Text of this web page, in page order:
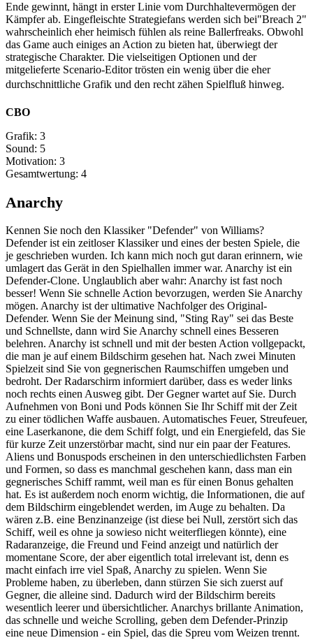
Ende gewinnt, hängt in erster Linie vom Durchhaltevermögen der
Kämpfer ab. Eingefleischte Strategiefans werden sich bei"Breach 2"
wahrscheinlich eher heimisch fühlen als reine Ballerfreaks. Obwohl
das Game auch einiges an Action zu bieten hat, überwiegt der
strategische Charakter. Die vielseitigen Optionen und der
mitgelieferte Scenario-Editor trösten ein wenig über die eher
durchschnittliche Grafik und den recht zähen Spielfluß hinweg.
CBO
Grafik: 3
Sound: 5
Motivation: 3
Gesamtwertung: 4
Anarchy
Kennen Sie noch den Klassiker "Defender" von Williams?
Defender ist ein zeitloser Klassiker und eines der besten Spiele, die
je geschrieben wurden. Ich kann mich noch gut daran erinnern, wie
umlagert das Gerät in den Spielhallen immer war. Anarchy ist ein
Defender-Clone. Unglaublich aber wahr: Anarchy ist fast noch
besser! Wenn Sie schnelle Action bevorzugen, werden Sie Anarchy
mögen. Anarchy ist der ultimative Nachfolger des Original-
Defender. Wenn Sie der Meinung sind, "Sting Ray" sei das Beste
und Schnellste, dann wird Sie Anarchy schnell eines Besseren
belehren. Anarchy ist schnell und mit der besten Action vollgepackt,
die man je auf einem Bildschirm gesehen hat. Nach zwei Minuten
Spielzeit sind Sie von gegnerischen Raumschiffen umgeben und
bedroht. Der Radarschirm informiert darüber, dass es weder links
noch rechts einen Ausweg gibt. Der Gegner wartet auf Sie. Durch
Aufnehmen von Boni und Pods können Sie Ihr Schiff mit der Zeit
zu einer tödlichen Waffe ausbauen. Automatisches Feuer, Streufeuer,
eine Laserkanone, die dem Schiff folgt, und ein Energiefeld, das Sie
für kurze Zeit unzerstörbar macht, sind nur ein paar der Features.
Aliens und Bonuspods erscheinen in den unterschiedlichsten Farben
und Formen, so dass es manchmal geschehen kann, dass man ein
gegnerisches Schiff rammt, weil man es für einen Bonus gehalten
hat. Es ist außerdem noch enorm wichtig, die Informationen, die auf
dem Bildschirm eingeblendet werden, im Auge zu behalten. Da
wären z.B. eine Benzinanzeige (ist diese bei Null, zerstört sich das
Schiff, weil es ohne ja sowieso nicht weiterfliegen könnte), eine
Radaranzeige, die Freund und Feind anzeigt und natürlich der
momentane Score, der aber eigentlich total irrelevant ist, denn es
macht einfach irre viel Spaß, Anarchy zu spielen. Wenn Sie
Probleme haben, zu überleben, dann stürzen Sie sich zuerst auf
Gegner, die alleine sind. Dadurch wird der Bildschirm bereits
wesentlich leerer und übersichtlicher. Anarchys brillante Animation,
das schnelle und weiche Scrolling, geben dem Defender-Prinzip
eine neue Dimension - ein Spiel, das die Spreu vom Weizen trennt.